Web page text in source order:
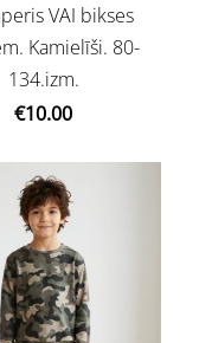
VAI bikses
Kamielīši. 80-
134.izm.
€10.00